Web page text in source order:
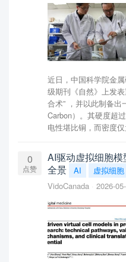
近日，中国科学院金
级期刊《自然》上发
合术” ，并以此制备
Carbon）。其硬度超
电性堪比铜，而密度仅
0
点赞
AI驱动虚拟细胞
全景
AI 虚拟细胞
VidoCanada
2026-